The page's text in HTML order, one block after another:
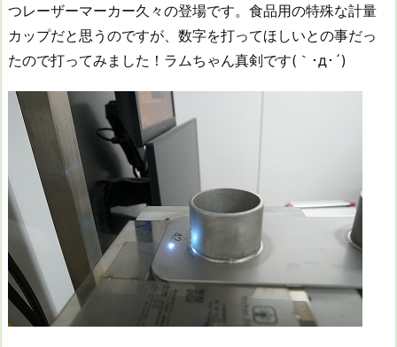
つレーザーマーカー久々の登場です。食品用の特殊な計量
カップだと思うのですが、数字を打ってほしいとの事だっ
たので打ってみました！ラムちゃん真剣です(｀･д･´)